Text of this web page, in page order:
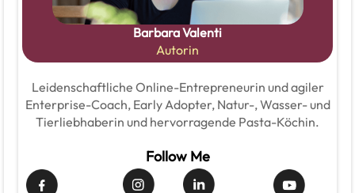
Barbara Valenti
Autorin
Leidenschaftliche Online-Entrepreneurin und agiler
Enterprise-Coach, Early Adopter, Natur-, Wasser- und
Tierliebhaberin und hervorragende Pasta-Köchin.
Follow Me